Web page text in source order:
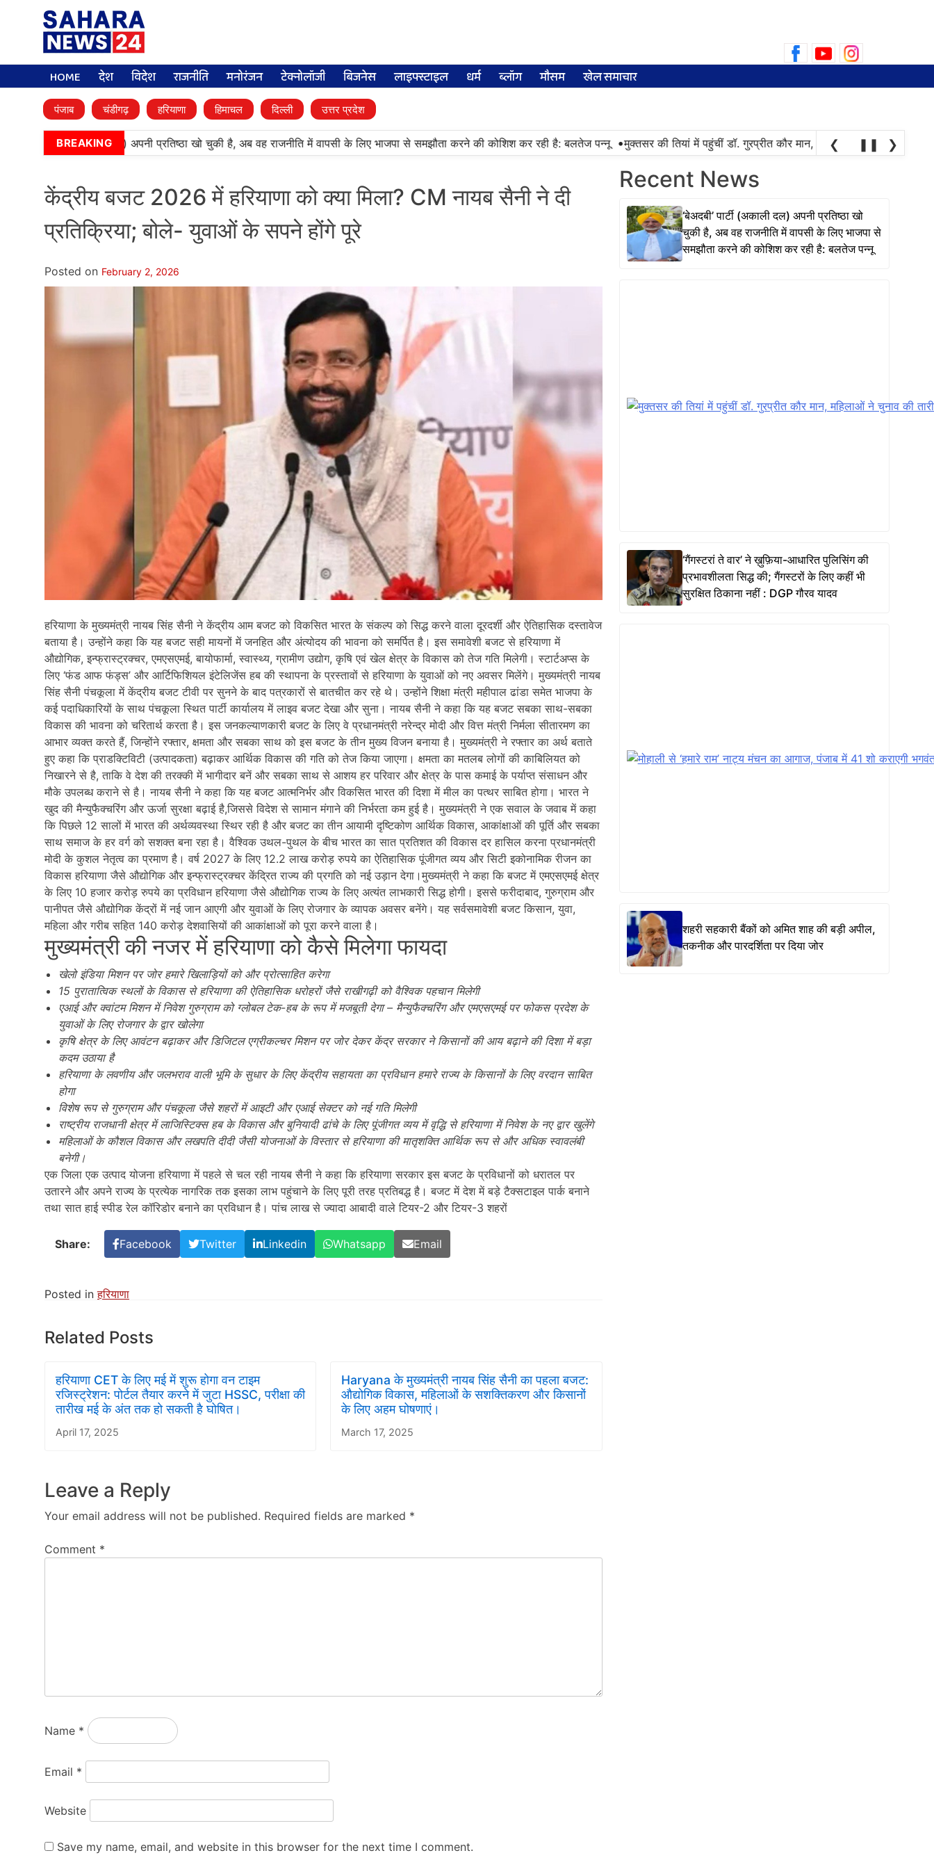
for:
HOME देश विदेश राजनीति मनोरंजन टेक्नोलॉजी बिजनेस लाइफ्स्टाइल धर्म ब्लॉग मौसम खेल समाचार
पंजाब चंडीगढ़ हरियाणा हिमाचल दिल्ली उत्तर प्रदेश
BREAKING
पार्टी (अकाली दल) अपनी प्रतिष्ठा खो चुकी है, अब वह राजनीति में वापसी के लिए भाजपा से समझौता करने की कोशिश कर रही है: बलतेज पन्नू •मुक्तसर की तियां में पहुंचीं डॉ. गुरप्रीत कौर मान, महिलाओं ने चुनाव की तारीख
❮ ❚❚ ❯
केंद्रीय बजट 2026 में हरियाणा को क्या मिला? CM नायब सैनी ने दी
प्रतिक्रिया; बोले- युवाओं के सपने होंगे पूरे
Posted on February 2, 2026
हरियाणा के मुख्यमंत्री नायब सिंह सैनी ने केंद्रीय आम बजट को विकसित भारत के संकल्प को सिद्ध करने वाला दूरदर्शी और ऐतिहासिक दस्तावेज
बताया है। उन्होंने कहा कि यह बजट सही मायनों में जनहित और अंत्योदय की भावना को समर्पित है। इस समावेशी बजट से हरियाणा में
औद्योगिक, इन्फ्रास्ट्रक्चर, एमएसएमई, बायोफार्मा, स्वास्थ्य, ग्रामीण उद्योग, कृषि एवं खेल क्षेत्र के विकास को तेज गति मिलेगी। स्टार्टअप्स के
लिए ‘फंड आफ फंड्स’ और आर्टिफिशियल इंटेलिजेंस हब की स्थापना के प्रस्तावों से हरियाणा के युवाओं को नए अवसर मिलेंगे। मुख्यमंत्री नायब
सिंह सैनी पंचकूला में केंद्रीय बजट टीवी पर सुनने के बाद पत्रकारों से बातचीत कर रहे थे। उन्होंने शिक्षा मंत्री महीपाल ढांडा समेत भाजपा के
कई पदाधिकारियों के साथ पंचकूला स्थित पार्टी कार्यालय में लाइव बजट देखा और सुना। नायब सैनी ने कहा कि यह बजट सबका साथ-सबका
विकास की भावना को चरितार्थ करता है। इस जनकल्याणकारी बजट के लिए वे प्रधानमंत्री नरेन्द्र मोदी और वित्त मंत्री निर्मला सीतारमण का
आभार व्यक्त करते हैं, जिन्होंने रफ्तार, क्षमता और सबका साथ को इस बजट के तीन मुख्य विजन बनाया है। मुख्यमंत्री ने रफ्तार का अर्थ बताते
हुए कहा कि प्राडक्टिविटी (उत्पादकता) बढ़ाकर आर्थिक विकास की गति को तेज किया जाएगा। क्षमता का मतलब लोगों की काबिलियत को
निखारने से है, ताकि वे देश की तरक्की में भागीदार बनें और सबका साथ से आशय हर परिवार और क्षेत्र के पास कमाई के पर्याप्त संसाधन और
मौके उपलब्ध कराने से है। नायब सैनी ने कहा कि यह बजट आत्मनिर्भर और विकसित भारत की दिशा में मील का पत्थर साबित होगा। भारत ने
खुद की मैन्युफैक्चरिंग और ऊर्जा सुरक्षा बढ़ाई है,जिससे विदेश से सामान मंगाने की निर्भरता कम हुई है। मुख्यमंत्री ने एक सवाल के जवाब में कहा
कि पिछले 12 सालों में भारत की अर्थव्यवस्था स्थिर रही है और बजट का तीन आयामी दृष्टिकोण आर्थिक विकास, आकांक्षाओं की पूर्ति और सबका
साथ समाज के हर वर्ग को सशक्त बना रहा है। वैश्विक उथल-पुथल के बीच भारत का सात प्रतिशत की विकास दर हासिल करना प्रधानमंत्री
मोदी के कुशल नेतृत्व का प्रमाण है। वर्ष 2027 के लिए 12.2 लाख करोड़ रुपये का ऐतिहासिक पूंजीगत व्यय और सिटी इकोनामिक रीजन का
विकास हरियाणा जैसे औद्योगिक और इन्फ्रास्ट्रक्चर केंद्रित राज्य की प्रगति को नई उड़ान देगा।मुख्यमंत्री ने कहा कि बजट में एमएसएमई क्षेत्र
के लिए 10 हजार करोड़ रुपये का प्रविधान हरियाणा जैसे औद्योगिक राज्य के लिए अत्यंत लाभकारी सिद्ध होगी। इससे फरीदाबाद, गुरुग्राम और
पानीपत जैसे औद्योगिक केंद्रों में नई जान आएगी और युवाओं के लिए रोजगार के व्यापक अवसर बनेंगे। यह सर्वसमावेशी बजट किसान, युवा,
महिला और गरीब सहित 140 करोड़ देशवासियों की आकांक्षाओं को पूरा करने वाला है।
मुख्यमंत्री की नजर में हरियाणा को कैसे मिलेगा फायदा
खेलो इंडिया मिशन पर जोर हमारे खिलाड़ियों को और प्रोत्साहित करेगा
15 पुरातात्विक स्थलों के विकास से हरियाणा की ऐतिहासिक धरोहरों जैसे राखीगढ़ी को वैश्विक पहचान मिलेगी
एआई और क्वांटम मिशन में निवेश गुरुग्राम को ग्लोबल टेक-हब के रूप में मजबूती देगा – मैन्युफैक्चरिंग और एमएसएमई पर फोकस प्रदेश के
युवाओं के लिए रोजगार के द्वार खोलेगा
कृषि क्षेत्र के लिए आवंटन बढ़ाकर और डिजिटल एग्रीकल्चर मिशन पर जोर देकर केंद्र सरकार ने किसानों की आय बढ़ाने की दिशा में बड़ा
कदम उठाया है
हरियाणा के लवणीय और जलभराव वाली भूमि के सुधार के लिए केंद्रीय सहायता का प्रविधान हमारे राज्य के किसानों के लिए वरदान साबित
होगा
विशेष रूप से गुरुग्राम और पंचकूला जैसे शहरों में आइटी और एआई सेक्टर को नई गति मिलेगी
राष्ट्रीय राजधानी क्षेत्र में लाजिस्टिक्स हब के विकास और बुनियादी ढांचे के लिए पूंजीगत व्यय में वृद्धि से हरियाणा में निवेश के नए द्वार खुलेंगे
महिलाओं के कौशल विकास और लखपति दीदी जैसी योजनाओं के विस्तार से हरियाणा की मातृशक्ति आर्थिक रूप से और अधिक स्वावलंबी
बनेगी।
एक जिला एक उत्पाद योजना हरियाणा में पहले से चल रही नायब सैनी ने कहा कि हरियाणा सरकार इस बजट के प्रविधानों को धरातल पर
उतारने और अपने राज्य के प्रत्येक नागरिक तक इसका लाभ पहुंचाने के लिए पूरी तरह प्रतिबद्ध है। बजट में देश में बड़े टैक्सटाइल पार्क बनाने
तथा सात हाई स्पीड रेल कॉरिडोर बनाने का प्रविधान है। पांच लाख से ज्यादा आबादी वाले टियर-2 और टियर-3 शहरों
Share: Facebook Twitter Linkedin Whatsapp Email
Posted inहरियाणा
Related Posts
हरियाणा CET के लिए मई में शुरू होगा वन टाइम
रजिस्ट्रेशन: पोर्टल तैयार करने में जुटा HSSC, परीक्षा की
तारीख मई के अंत तक हो सकती है घोषित।
April 17, 2025
Haryana के मुख्यमंत्री नायब सिंह सैनी का पहला बजट:
औद्योगिक विकास, महिलाओं के सशक्तिकरण और किसानों
के लिए अहम घोषणाएं।
March 17, 2025
Leave a Reply
Your email address will not be published. Required fields are marked *
Comment *
Name *
Email *
Website
Save my name, email, and website in this browser for the next time I comment.
Recent News
‘बेअदबी’ पार्टी (अकाली दल) अपनी प्रतिष्ठा खो
चुकी है, अब वह राजनीति में वापसी के लिए भाजपा से
समझौता करने की कोशिश कर रही है: बलतेज पन्नू
‘गैंगस्टरां ते वार’ ने ख़ुफ़िया-आधारित पुलिसिंग की
प्रभावशीलता सिद्ध की; गैंगस्टरों के लिए कहीं भी
सुरक्षित ठिकाना नहीं : DGP गौरव यादव
शहरी सहकारी बैंकों को अमित शाह की बड़ी अपील,
तकनीक और पारदर्शिता पर दिया जोर